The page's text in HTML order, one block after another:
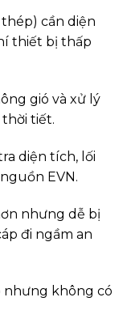
cần diện
thiết bị thấp
gió và xử lý
tiết.
diện tích, lối
EVN.
nhưng dễ bị
đi ngầm an
nhưng không có